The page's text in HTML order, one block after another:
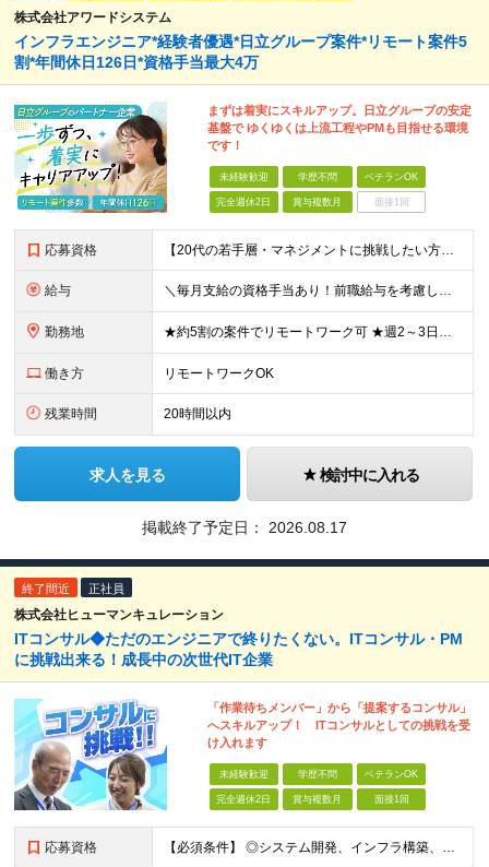
株式会社アワードシステム
インフラエンジニア*経験者優遇*日立グループ案件*リモート案件5
割*年間休日126日*資格手当最大4万
まずは着実にスキルアップ。日立グループの安定
基盤で ゆくゆくは上流工程やPMも目指せる環境
です！
未経験歓迎 学歴不問 ベテランOK
完全週休2日 賞与複数月 面接1回
応募資格 【20代の若手層・マネジメントに挑戦したい方歓迎】 ●学歴不問 ●ITに関する何らかの知識や実務経験がある方 （※IT実務未経験でも、金融・公共系の業務知識をお持ちであればOKです！） ★こんな方
給与 ＼毎月支給の資格手当あり！前職給与を考慮し相談します／ 月給30万円～50万円＋賞与年2回＋各種手当 ※ご経験・スキルなどを考慮の上、当社規定により優遇 ※固定残業代（30時間分／月57,200円～
勤務地 ★約5割の案件でリモートワーク可 ★週2～3日在宅勤務OK 各プロジェクト先（東京23区内／横浜市／川崎市）または本社での勤務となります。 【本社】神奈川県横浜市中区扇町2-4-2 ※(変更の範
働き方 リモートワークOK
残業時間 20時間以内
求人を見る 検討中に入れる
掲載終了予定日： 2026.08.17
終了間近 正社員
株式会社ヒューマンキュレーション
ITコンサル◆ただのエンジニアで終りたくない。ITコンサル・PM
に挑戦出来る！成長中の次世代IT企業
「作業待ちメンバー」から「提案するコンサル」
へスキルアップ！ ITコンサルとしての挑戦を受
け入れます
未経験歓迎 学歴不問 ベテランOK
完全週休2日 賞与複数月 面接1回
応募資格 【必須条件】 ◎システム開発、インフラ構築、運用保守など、いずれかのIT実務経験（1年以上） ※言語・環境不問（Java／C#／Python／AWS／Azureなど歓迎） ◎（IT業界、プ